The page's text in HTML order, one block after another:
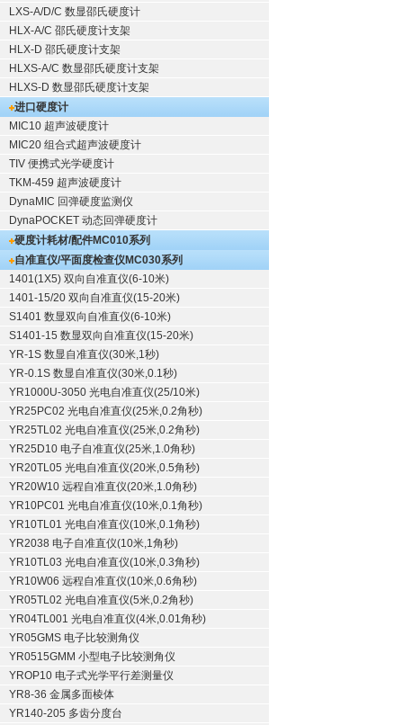
LXS-A/D/C 数显邵氏硬度计
HLX-A/C 邵氏硬度计支架
HLX-D 邵氏硬度计支架
HLXS-A/C 数显邵氏硬度计支架
HLXS-D 数显邵氏硬度计支架
进口硬度计
MIC10 超声波硬度计
MIC20 组合式超声波硬度计
TIV 便携式光学硬度计
TKM-459 超声波硬度计
DynaMIC 回弹硬度监测仪
DynaPOCKET 动态回弹硬度计
硬度计耗材/配件MC010系列
自准直仪/平面度检查仪MC030系列
1401(1X5) 双向自准直仪(6-10米)
1401-15/20 双向自准直仪(15-20米)
S1401 数显双向自准直仪(6-10米)
S1401-15 数显双向自准直仪(15-20米)
YR-1S 数显自准直仪(30米,1秒)
YR-0.1S 数显自准直仪(30米,0.1秒)
YR1000U-3050 光电自准直仪(25/10米)
YR25PC02 光电自准直仪(25米,0.2角秒)
YR25TL02 光电自准直仪(25米,0.2角秒)
YR25D10 电子自准直仪(25米,1.0角秒)
YR20TL05 光电自准直仪(20米,0.5角秒)
YR20W10 远程自准直仪(20米,1.0角秒)
YR10PC01 光电自准直仪(10米,0.1角秒)
YR10TL01 光电自准直仪(10米,0.1角秒)
YR2038 电子自准直仪(10米,1角秒)
YR10TL03 光电自准直仪(10米,0.3角秒)
YR10W06 远程自准直仪(10米,0.6角秒)
YR05TL02 光电自准直仪(5米,0.2角秒)
YR04TL001 光电自准直仪(4米,0.01角秒)
YR05GMS 电子比较测角仪
YR0515GMM 小型电子比较测角仪
YROP10 电子式光学平行差测量仪
YR8-36 金属多面棱体
YR140-205 多齿分度台